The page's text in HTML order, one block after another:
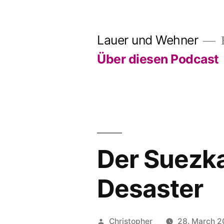
Lauer und Wehner
Über diesen Podcast
Der
Desaster
Posted
Christopher 28. March